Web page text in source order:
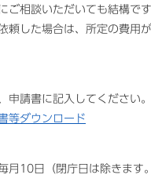
ご相談いただいても結構で
頼した場合は、所定の費用
請書に記入してください。
等ダウンロード
月10日（閉庁日は除きます